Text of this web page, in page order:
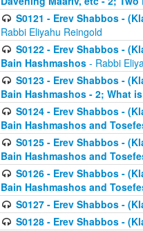
S0121 - Erev Shabbos -
Rabbi Eliyahu Reingold
S0122 - Erev Shabbos -
Bain Hashmashos - Rabbi
S0123 - Erev Shabbos -
Bain Hashmashos - 2; What
S0124 - Erev Shabbos -
Bain Hashmashos and
S0125 - Erev Shabbos -
Bain Hashmashos and
S0126 - Erev Shabbos -
Bain Hashmashos and
S0127 - Erev Shabbos -
S0128 - Erev Shabbos -